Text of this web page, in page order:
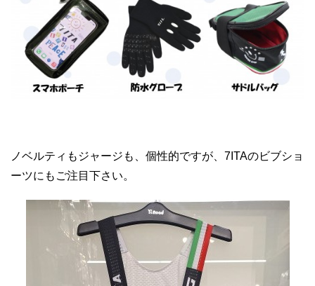
ノベルティもジャージも、個性的ですが、7ITAのビブショ
ーツにもご注目下さい。